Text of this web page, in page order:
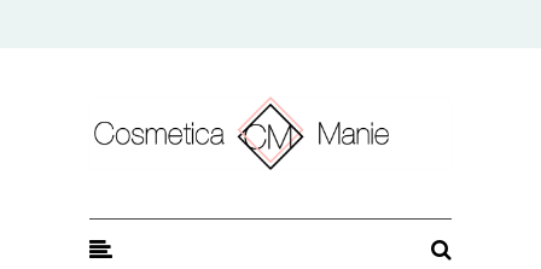
CosmeticaManie